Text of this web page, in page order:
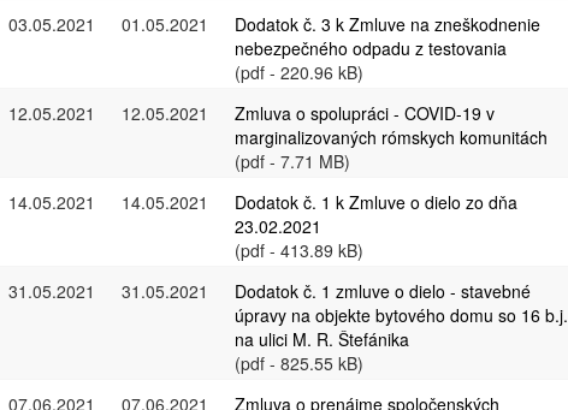
03.05.2021 01.05.2021
Dodatok č. 3 k Zmluve na zneškodnenie
nebezpečného odpadu z testovania
(pdf - 220.96 kB)
12.05.2021 12.05.2021
Zmluva o spolupráci - COVID-19 v
marginalizovaných rómskych komunitách
(pdf - 7.71 MB)
14.05.2021 14.05.2021
Dodatok č. 1 k Zmluve o dielo zo dňa
23.02.2021
(pdf - 413.89 kB)
31.05.2021 31.05.2021
Dodatok č. 1 zmluve o dielo - stavebné
úpravy na objekte bytového domu so 16 b.j.
na ulici M. R. Štefánika
(pdf - 825.55 kB)
07.06.2021 07.06.2021
Zmluva o prenájme spoločenských